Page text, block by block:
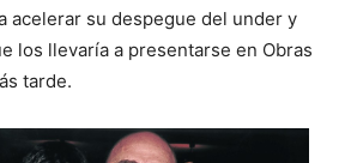
acelerar su despegue del under y
los llevaría a presentarse en Obras
tarde.